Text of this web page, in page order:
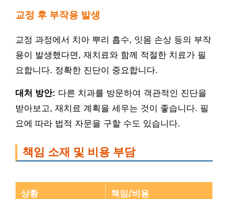
교정 후 부작용 발생
교정 과정에서 치아 뿌리 흡수, 잇몸 손상 등의 부작
용이 발생했다면, 재치료와 함께 적절한 치료가 필
요합니다. 정확한 진단이 중요합니다.
대처 방안: 다른 치과를 방문하여 객관적인 진단을
받아보고, 재치료 계획을 세우는 것이 좋습니다. 필
요에 따라 법적 자문을 구할 수도 있습니다.
책임 소재 및 비용 부담
상황 책임/비용